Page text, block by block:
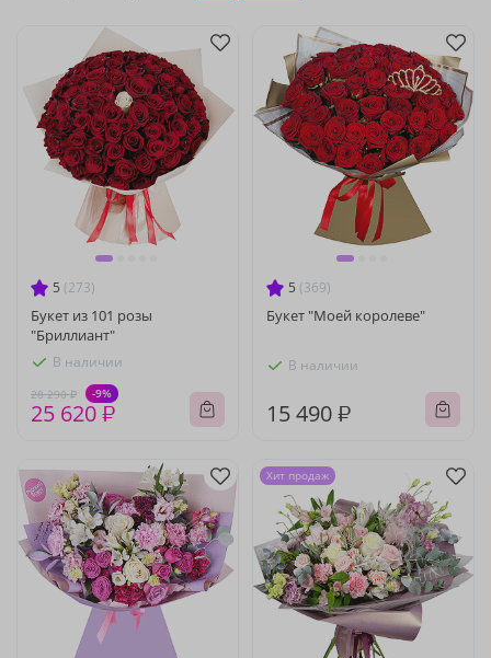
5 (273)
Букет из 101 розы
"Бриллиант"
В наличии
28 290 ₽ -9%
25 620 ₽
5 (369)
Букет "Моей королеве"
В наличии
15 490 ₽
Хит продаж